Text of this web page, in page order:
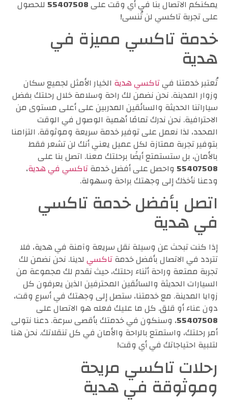
يمكنكم الاتصال بنا في أي وقت على55407508للحصول
على تجربة تاكسي لن تُنسى!
خدمة تاكسي مميزة في
هدية
تُعتبر خدمتنا فيتاكسي هديةالخيار الأمثل لجميع سكان
وزوار المدينة. نحن نضمن لك راحة وسلامة خلال رحلتك بفضل
سياراتنا الحديثة والسائقين المدربين على أعلى مستوى من
الاحترافية. نحن ندرك تمامًا أهمية الوصول في الوقت
المحدد، لذا نعمل على توفير خدمة سريعة وموثوقة. التزامنا
بتوفير تجربة ممتازة لكل عميل يعني أنك لن تشعر فقط
بالأمان، بل ستستمتع أيضًا برحلتك معنا. اتصل بنا على
55407508واحصل على أفضل خدمةتاكسي في هدية،
ودعنا نأخذك إلى وجهتك براحة وسهولة.
اتصل بأفضل خدمة تاكسي
في هدية
إذا كنت تبحث عن وسيلة نقل سريعة وآمنة في هدية، فلا
تتردد في الاتصال بأفضل خدمةتاكسيلدينا. نحن نضمن لك
تجربة ممتعة وراحة أثناء رحلتك، حيث نقدم لك مجموعة من
السيارات الحديثة والسائقين المحترفين الذين يعرفون كل
زوايا المدينة. مع خدمتنا، ستصل إلى وجهتك في أسرع وقت،
دون عناء أو قلق. كل ما عليك فعله هو الاتصال على
55407508، وسنكون في خدمتك بأقصى سرعة. دعنا نتولى
أمر رحلتك، واستمتع بالراحة والأمان في كل تنقلاتك. نحن هنا
لتلبية احتياجاتك في أي وقت!
رحلات تاكسي مريحة
وموثوقة في هدية